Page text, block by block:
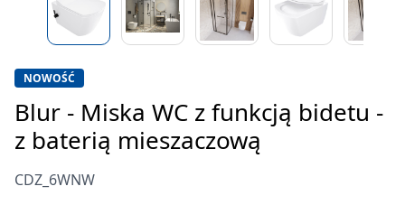
NOWOŚĆ
Blur - Miska WC z funkcją bidetu -
z baterią mieszaczową
CDZ_6WNW